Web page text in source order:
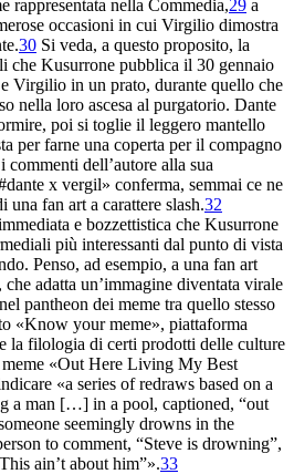
rappresentata nella Commedia,29 a
occasioni in cui Virgilio dimostra
30 Si veda, a questo proposito, la
che Kusurrone pubblica il 30 gennaio
e Virgilio in un prato, durante quello che
nella loro ascesa al purgatorio. Dante
poi si toglie il leggero mantello
per farne una coperta per il compagno
commenti dell’autore alla sua
x vergil» conferma, semmai ce ne
una fan art a carattere slash.32
e bozzettistica che Kusurrone
più interessanti dal punto di vista
Penso, ad esempio, a una fan art
adatta un’immagine diventata virale
pantheon dei meme tra quello stesso
«Know your meme», piattaforma
la filologia di certi prodotti delle culture
meme «Out Here Living My Best
«a series of redraws based on a
a man […] in a pool, captioned, “out
seemingly drowns in the
to comment, “Steve is drowning”,
ain’t about him”».33